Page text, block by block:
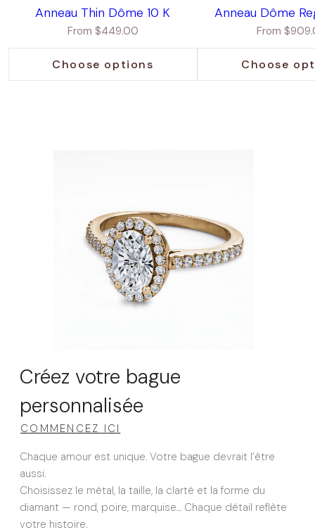
Anneau Thin Dôme 10 K
Regular
From $449.00
Choose options
Anneau Dôme
Regular
From
Choose
Créez votre bague
personnalisée
COMMENCEZ ICI
Chaque amour est unique. Votre bague devrait l’être
aussi.
Choisissez le métal, la taille, la clarté et la forme du
diamant — rond, poire, marquise… Chaque détail reflète
votre histoire.